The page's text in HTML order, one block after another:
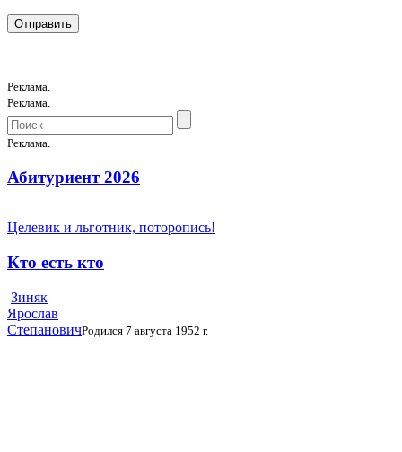
Реклама.
Реклама.
Реклама.
Абитуриент 2026
Целевик и льготник, поторопись!
Кто есть кто
Зиняк
Ярослав
СтепановичРодился 7 августа 1952 г.